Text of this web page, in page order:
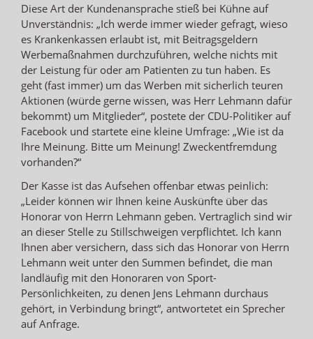
Diese Art der Kundenansprache stieß bei Kühne auf
Unverständnis: „Ich werde immer wieder gefragt, wieso
es Krankenkassen erlaubt ist, mit Beitragsgeldern
Werbemaßnahmen durchzuführen, welche nichts mit
der Leistung für oder am Patienten zu tun haben. Es
geht (fast immer) um das Werben mit sicherlich teuren
Aktionen (würde gerne wissen, was Herr Lehmann dafür
bekommt) um Mitglieder“, postete der CDU-Politiker auf
Facebook und startete eine kleine Umfrage: „Wie ist da
Ihre Meinung. Bitte um Meinung! Zweckentfremdung
vorhanden?“
Der Kasse ist das Aufsehen offenbar etwas peinlich:
„Leider können wir Ihnen keine Auskünfte über das
Honorar von Herrn Lehmann geben. Vertraglich sind wir
an dieser Stelle zu Stillschweigen verpflichtet. Ich kann
Ihnen aber versichern, dass sich das Honorar von Herrn
Lehmann weit unter den Summen befindet, die man
landläufig mit den Honoraren von Sport-
Persönlichkeiten, zu denen Jens Lehmann durchaus
gehört, in Verbindung bringt“, antwortetet ein Sprecher
auf Anfrage.